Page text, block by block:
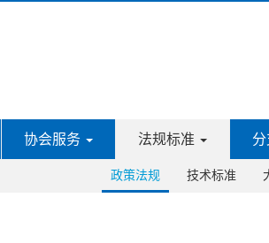
协会服务 法规标准
政策法规 技术标准